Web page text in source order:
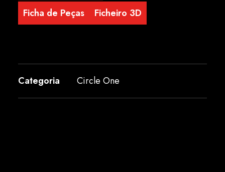
Ficha de Peças
Ficheiro 3D
Categoria Circle One